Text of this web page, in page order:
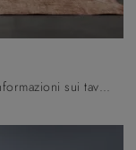
Vuoi impreziosire spazi moderni? Ottieni informazioni sui tavoli moderni fissi: il modello da pranzo Dark ti attende.